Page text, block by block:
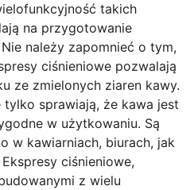
takich
na przygotowanie
należy zapomnieć o tym,
ciśnieniowe pozwalają
ze zmielonych ziaren kawy.
tylko sprawiają, że kawa jest
w użytkowaniu. Są
w kawiarniach, biurach, jak
ciśnieniowe,
z wielu